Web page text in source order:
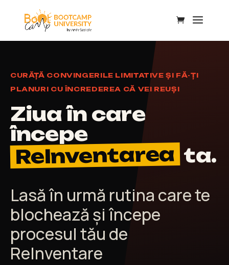
CURĂȚĂ CONVINGERILE LIMITATIVE ȘI FĂ-ȚI
PLANURI CU ÎNCREDEREA CĂ VEI REUȘI
Ziua în care
începe
ReInventarea ta.
Lasă în urmă rutina care te
blochează și începe
procesul tău de
ReInventare